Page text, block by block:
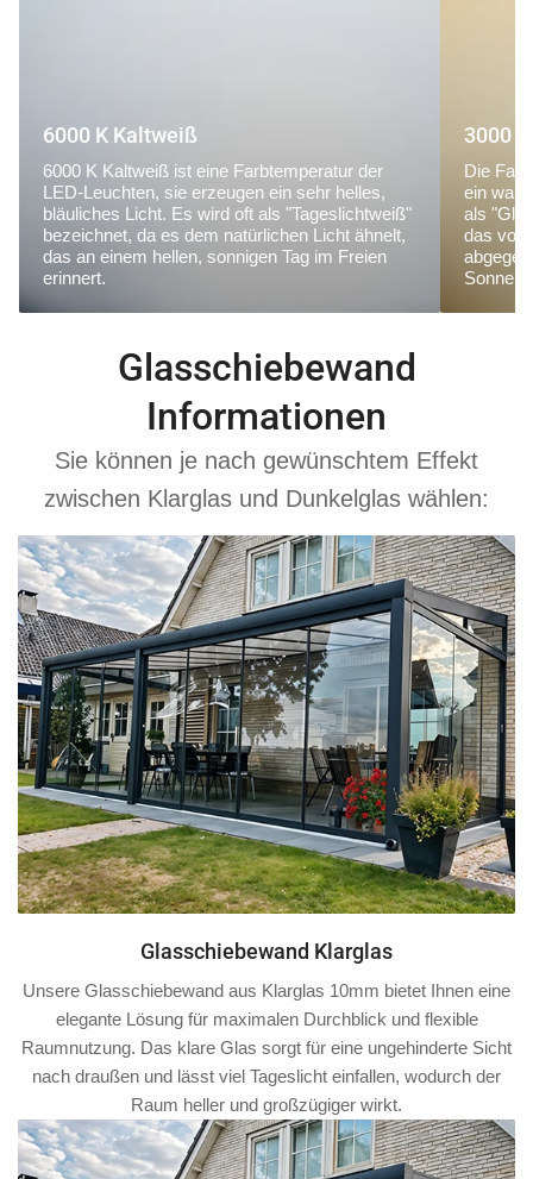
6000 K Kaltweiß
6000 K Kaltweiß ist eine Farbtemperatur der
LED-Leuchten, sie erzeugen ein sehr helles,
bläuliches Licht. Es wird oft als "Tageslichtweiß"
bezeichnet, da es dem natürlichen Licht ähnelt,
das an einem hellen, sonnigen Tag im Freien
erinnert.
3000
Die
ein
als
das von
Glasschiebewand
Informationen
Sie können je nach gewünschtem Effekt
zwischen Klarglas und Dunkelglas wählen:
Glasschiebewand Klarglas
Unsere Glasschiebewand aus Klarglas 10mm bietet Ihnen eine
elegante Lösung für maximalen Durchblick und flexible
Raumnutzung. Das klare Glas sorgt für eine ungehinderte Sicht
nach draußen und lässt viel Tageslicht einfallen, wodurch der
Raum heller und großzügiger wirkt.